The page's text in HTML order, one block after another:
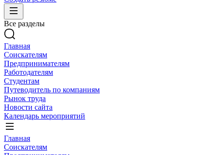
Все разделы
Главная
Соискателям
Предпринимателям
Работодателям
Студентам
Путеводитель по компаниям
Рынок труда
Новости сайта
Календарь мероприятий
Главная
Соискателям